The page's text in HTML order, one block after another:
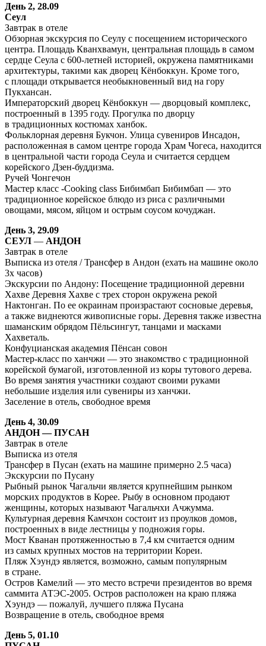
День 2, 28.09
Сеул
Завтрак в отеле
Обзорная экскурсия по Сеулу с посещением исторического
центра. Площадь Кванхвамун, центральная площадь в самом
сердце Сеула с 600-летней историей, окружена памятниками
архитектуры, такими как дворец Кёнбоккун. Кроме того,
с площади открывается необыкновенный вид на гору
Пукхансан.
Императорский дворец Кёнбоккун — дворцовый комплекс,
построенный в 1395 году. Прогулка по дворцу
в традиционных костюмах ханбок.
Фольклорная деревня Букчон. Улица сувениров Инсадон,
расположенная в самом центре города Храм Чогеса, находится
в центральной части города Сеула и считается сердцем
корейского Дзен-буддизма.
Ручей Чонгечон
Мастер класс -Cooking class Бибимбап Бибимбап — это
традиционное корейское блюдо из риса с различными
овощами, мясом, яйцом и острым соусом кочуджан.
День 3, 29.09
СЕУЛ — АНДОН
Завтрак в отеле
Выписка из отеля / Трансфер в Андон (ехать на машине около
3х часов)
Экскурсии по Андону: Посещение традиционной деревни
Хахве Деревня Хахве с трех сторон окружена рекой
Нактонган. По ее окраинам произрастают сосновые деревья,
а также виднеются живописные горы. Деревня также известна
шаманским обрядом Пёльсингут, танцами и масками
Хахветаль.
Конфуцианская академия Пёнсан совон
Мастер-класс по ханчжи — это знакомство с традиционной
корейской бумагой, изготовленной из коры тутового дерева.
Во время занятия участники создают своими руками
небольшие изделия или сувениры из ханчжи.
Заселение в отель, свободное время
День 4, 30.09
АНДОН — ПУСАН
Завтрак в отеле
Выписка из отеля
Трансфер в Пусан (ехать на машине примерно 2.5 часа)
Экскурсии по Пусану
Рыбный рынок Чагальчи является крупнейшим рынком
морских продуктов в Корее. Рыбу в основном продают
женщины, которых называют Чагальчхи Ачжумма.
Культурная деревня Камчхон состоит из проулков домов,
построенных в виде лестницы у подножия горы.
Мост Кванан протяженностью в 7,4 км считается одним
из самых крупных мостов на территории Кореи.
Пляж Хэундэ является, возможно, самым популярным
в стране.
Остров Камелий — это место встречи президентов во время
саммита АТЭС-2005. Остров расположен на краю пляжа
Хэундэ — пожалуй, лучшего пляжа Пусана
Возвращение в отель, свободное время
День 5, 01.10